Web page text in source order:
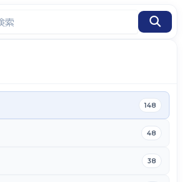
148
48
38